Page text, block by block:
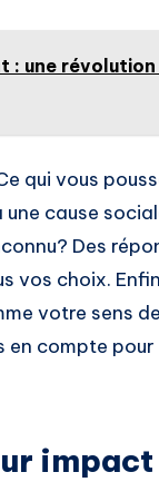
une révolution
qui vous
cause
Des
vos choix.
votre sens
compte
impact